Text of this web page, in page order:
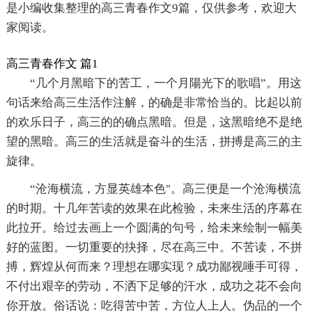
是小编收集整理的高三青春作文9篇，仅供参考，欢迎大
家阅读。
高三青春作文 篇1
“几个月黑暗下的苦工，一个月陽光下的歌唱”。用这
句话来给高三生活作注解，的确是非常恰当的。比起以前
的欢乐日子，高三的的确点黑暗。但是，这黑暗绝不是绝
望的黑暗。高三的生活就是奋斗的生活，拼搏是高三的主
旋律。
“沧海横流，方显英雄本色"。高三便是一个沧海横流
的时期。十几年苦读的效果在此检验，未来生活的序幕在
此拉开。给过去画上一个圆满的句号，给未来绘制一幅美
好的蓝图。一切重要的抉择，尽在高三中。不苦读，不拼
搏，辉煌从何而来？理想在哪实现？成功鄙视唾手可得，
不付出艰辛的劳动，不洒下足够的汗水，成功之花不会向
你开放。俗话说：吃得苦中苦，方位人上人。伪品的一个